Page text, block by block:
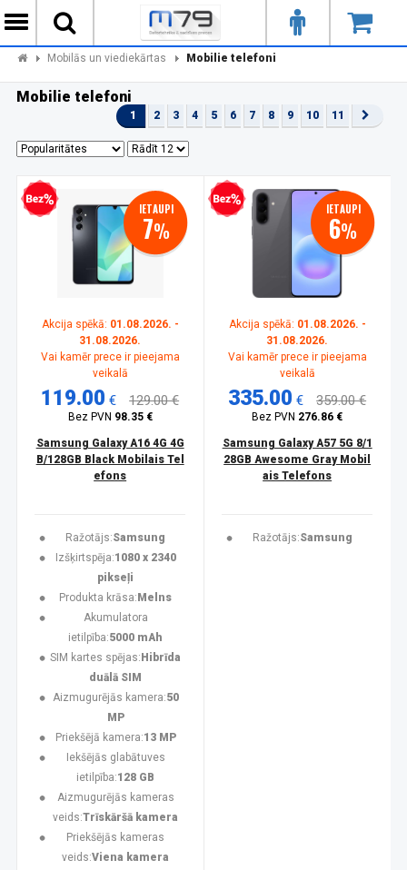
Mobilās un viediekārtas Mobilie telefoni
Mobilie telefoni
1 2 3 4 5 6 7 8 9 10 11
kredīts IETAUPI
7%
Akcija spēkā: 01.08.2026. -
31.08.2026.
Vai kamēr prece ir pieejama
veikalā
119.00 € 129.00 €
Bez PVN 98.35 €
Samsung Galaxy A16 4G 4G
B/128GB Black Mobilais Tel
efons
Ražotājs:Samsung
Izšķirtspēja:1080 x 2340
pikseļi
Produkta krāsa: Melns
Akumulatora
ietilpība:5000 mAh
SIM kartes spējas: Hibrīda
duālā SIM
Aizmugurējās kamera:50
MP
Priekšējā kamera:13 MP
Iekšējās glabātuves
ietilpība:128 GB
Aizmugurējās kameras
veids:Trīskāršā kamera
Priekšējās kameras
veids:Viena kamera
Bezprocentu kredīts IETAUPI
6%
Akcija spēkā: 01.08.2026. -
31.08.2026.
Vai kamēr prece ir pieejama
veikalā
335.00 € 359.00 €
Bez PVN 276.86 €
Samsung Galaxy A57 5G 8/1
28GB Awesome Gray Mobil
ais Telefons
Ražotājs:Samsung